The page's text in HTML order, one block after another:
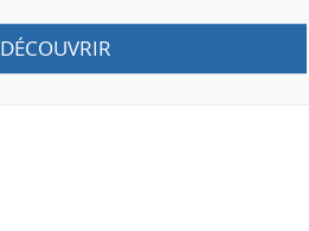
DÉCOUVRIR